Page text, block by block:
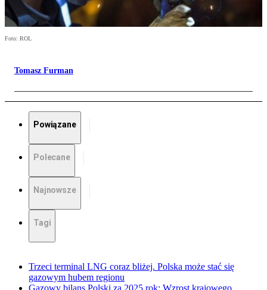
Foto: ROL
Tomasz Furman
Powiązane
Polecane
Najnowsze
Tagi
Trzeci terminal LNG coraz bliżej. Polska może stać się
gazowym hubem regionu
Gazowy bilans Polski za 2025 rok: Wzrost krajowego